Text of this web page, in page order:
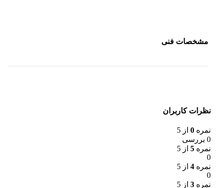
مشخصات فنی
نظرات کاربران
نمره 0 از 5
0 بررسی
نمره 5 از 5
0
نمره 4 از 5
0
نمره 3 از 5